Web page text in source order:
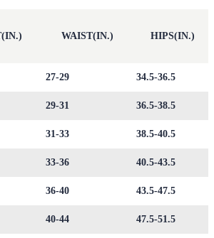
WAIST(IN.) HIPS(IN.)
27-29 34.5-36.5
29-31 36.5-38.5
31-33 38.5-40.5
33-36 40.5-43.5
36-40 43.5-47.5
40-44 47.5-51.5